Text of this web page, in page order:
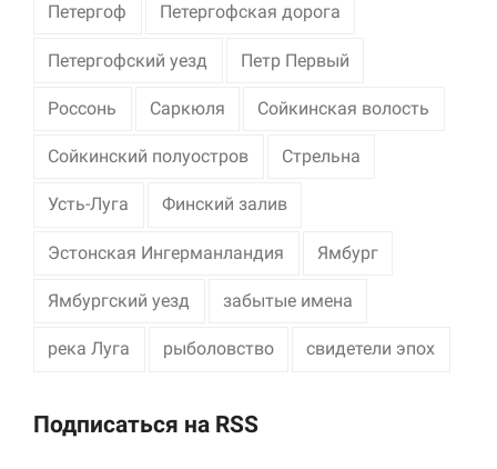
Петергоф Петергофская дорога
Петергофский уезд Петр Первый
Россонь Саркюля Сойкинская волость
Сойкинский полуостров Стрельна
Усть-Луга Финский залив
Эстонская Ингерманландия Ямбург
Ямбургский уезд забытые имена
река Луга рыболовство свидетели эпох
Подписаться на RSS